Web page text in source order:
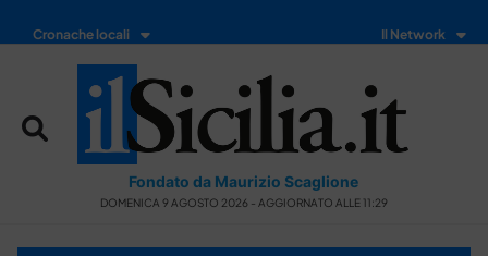
Cronache locali Il Network
Fondato da Maurizio Scaglione
DOMENICA 9 AGOSTO 2026 - AGGIORNATO ALLE 11:29